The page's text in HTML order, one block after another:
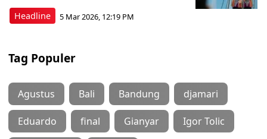
Headline 5 Mar 2026, 12:19 PM
Tag Populer
Agustus Bali Bandung djamari
Eduardo final Gianyar Igor Tolic